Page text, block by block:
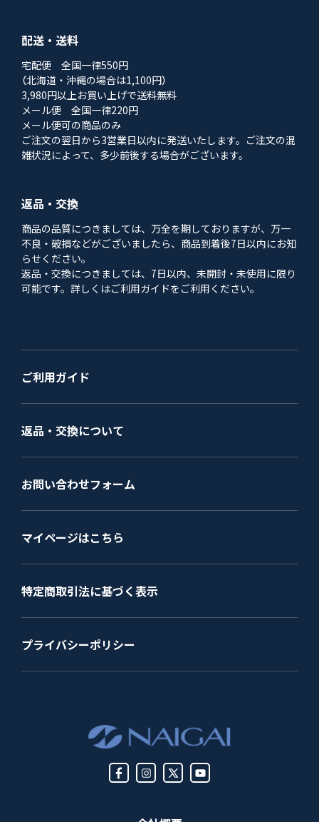
配送・送料
宅配便 全国一律550円
（北海道・沖縄の場合は1,100円）
3,980円以上お買い上げで送料無料
メール便 全国一律220円
メール便可の商品のみ
ご注文の翌日から3営業日以内に発送いたします。ご注文の混
雑状況によって、多少前後する場合がございます。
返品・交換
商品の品質につきましては、万全を期しておりますが、万一
不良・破損などがございましたら、商品到着後7日以内にお知
らせください。
返品・交換につきましては、7日以内、未開封・未使用に限り
可能です。詳しくはご利用ガイドをご利用ください。
ご利用ガイド
返品・交換について
お問い合わせフォーム
マイページはこちら
特定商取引法に基づく表示
プライバシーポリシー